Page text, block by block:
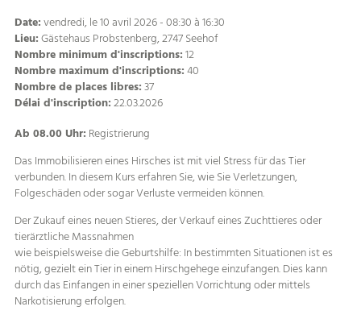
Date:vendredi, le 10 avril 2026 - 08:30 à 16:30
Lieu:Gästehaus Probstenberg, 2747 Seehof
Nombre minimum d'inscriptions:12
Nombre maximum d'inscriptions:40
Nombre de places libres:37
Délai d'inscription:22.03.2026
Ab 08.00 Uhr: Registrierung
Das Immobilisieren eines Hirsches ist mit viel Stress für das Tier
verbunden. In diesem Kurs erfahren Sie, wie Sie Verletzungen,
Folgeschäden oder sogar Verluste vermeiden können.
Der Zukauf eines neuen Stieres, der Verkauf eines Zuchttieres oder
tierärztliche Massnahmen
wie beispielsweise die Geburtshilfe: In bestimmten Situationen ist es
nötig, gezielt ein Tier in einem Hirschgehege einzufangen. Dies kann
durch das Einfangen in einer speziellen Vorrichtung oder mittels
Narkotisierung erfolgen.